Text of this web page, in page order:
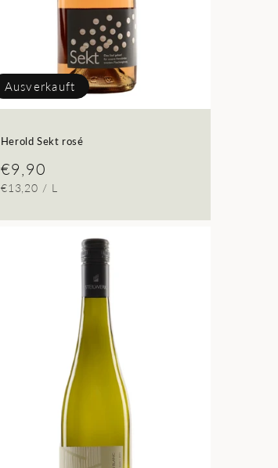
Ausverkauft
Herold Sekt rosé
Normaler
Preis
€9,90
GRUNDPREIS
€13,20 / PRO
L